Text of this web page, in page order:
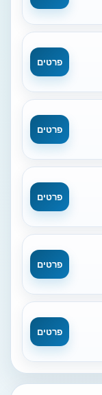
פרטים
פרטים
פרטים
פרטים
פרטים